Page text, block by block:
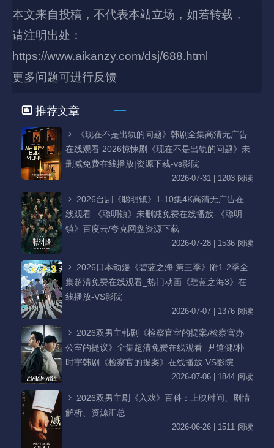
本文来自投稿，不代表本站立场，如若转载，
请注明出处：
https://www.aikanzy.com/dsj/688.html
更多问题可进行反馈
推荐文章
《现在不是出轨的问题》韩剧全集高清无广告
在线观看 2026惊悚剧《现在不是出轨的问题》未
删减免费在线播放|资源下载-vs影院
2026-07-31 | 1203 阅读
2026台剧《聪明镇》1-10集4K高清无广告在
线观看 《聪明镇》未删减免费在线播放-《聪明
镇》百度云/夸克网盘资源下载
2026-07-28 | 1536 阅读
2026日本动漫《碧蓝之海 第三季》附1-2季全
集超清免费在线观看_热门动画《碧蓝之海3》在
线播放-VS影院
2026-07-07 | 1376 阅读
2026双男主韩剧《检察官室的提案/检察官办
公室的提议》全集超清免费在线观看_尹道健/朴
时宇韩剧《检察官的提案》在线播放-VS影院
2026-07-06 | 1844 阅读
2026双男主剧《入戏》百科：上映时间、剧情
解析、资源汇总
2026-06-26 | 1511 阅读